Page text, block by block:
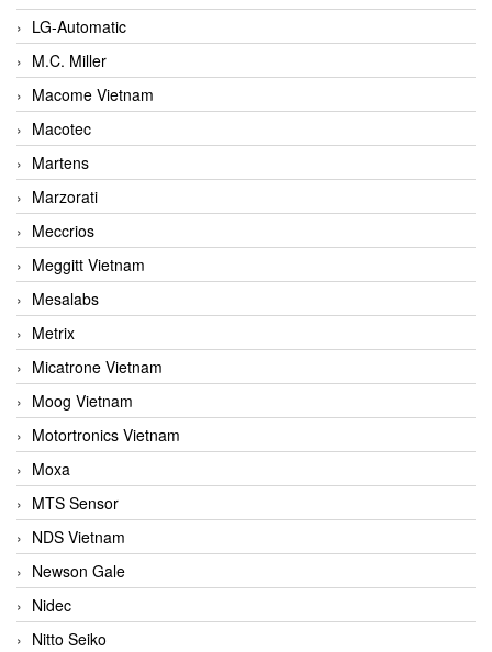
LG-Automatic
M.C. Miller
Macome Vietnam
Macotec
Martens
Marzorati
Meccrios
Meggitt Vietnam
Mesalabs
Metrix
Micatrone Vietnam
Moog Vietnam
Motortronics Vietnam
Moxa
MTS Sensor
NDS Vietnam
Newson Gale
Nidec
Nitto Seiko